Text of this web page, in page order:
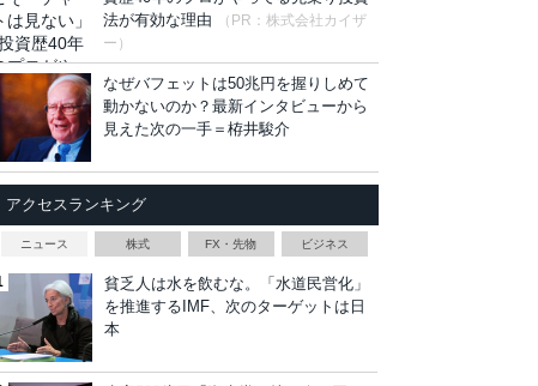
法が有効な理由
（PR：株式会社カイザ
ー）
なぜバフェットは50兆円を握りしめて
動かないのか？最新インタビューから
見えた次の一手＝栫井駿介
アクセスランキング
ニュース 株式 FX・先物 ビジネス
貧乏人は水を飲むな。「水道民営化」
を推進するIMF、次のターゲットは日
本